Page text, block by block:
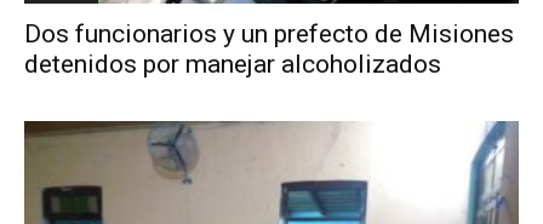
Dos funcionarios y un prefecto de Misiones
detenidos por manejar alcoholizados